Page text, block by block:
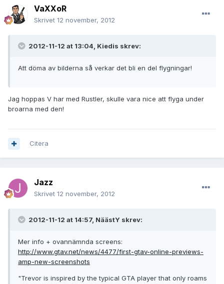
VaXXoR
Skrivet 12 november, 2012
2012-11-12 at 13:04, Kiedis skrev:
Att döma av bilderna så verkar det bli en del flygningar!
Jag hoppas V har med Rustler, skulle vara nice att flyga under
broarna med den!
Citera
Jazz
Skrivet 12 november, 2012
2012-11-12 at 14:57, NäästY skrev:
Mer info + ovannämnda screens:
http://www.gtav.net/news/4477/first-gtav-online-previews-
amp-new-screenshots
"Trevor is inspired by the typical GTA player that only roams